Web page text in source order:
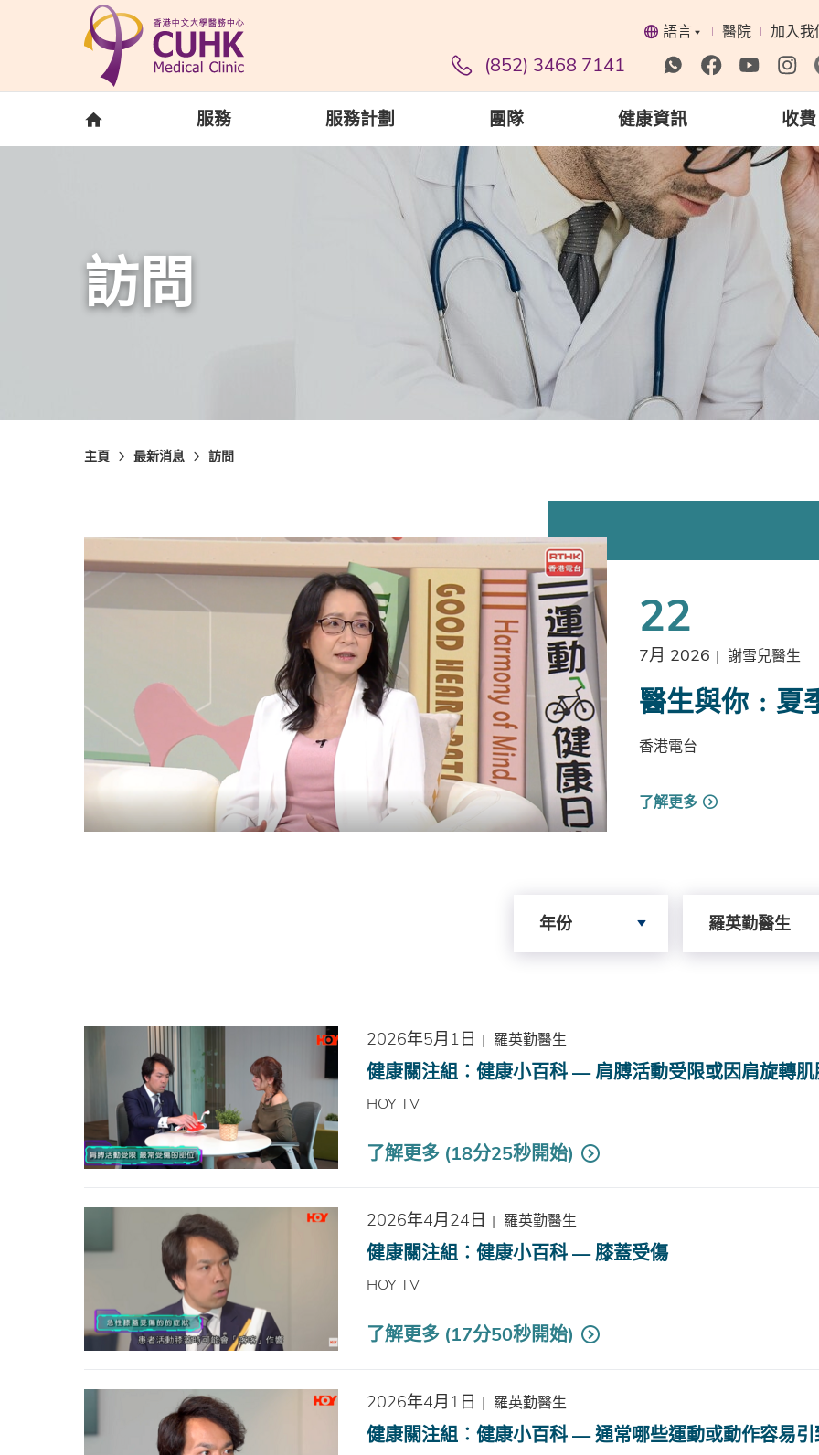
Skip to main content
語言
醫院 加入我
(852) 3468 7141
主頁 服務 服務計劃 團隊 健康資訊 收費
訪問
主頁 最新消息 訪問
22
7月 2026 | 謝雪兒醫生
醫生與你﹕夏
香港電台
了解更多
年份 羅英勤醫生
2026年5月1日 | 羅英勤醫生
健康關注組︰健康小百科 — 肩膊活動受限或因肩旋轉
HOY TV
了解更多 (18分25秒開始)
2026年4月24日 | 羅英勤醫生
健康關注組︰健康小百科 — 膝蓋受傷
HOY TV
了解更多 (17分50秒開始)
2026年4月1日 | 羅英勤醫生
健康關注組︰健康小百科 — 通常哪些運動或動作容易引